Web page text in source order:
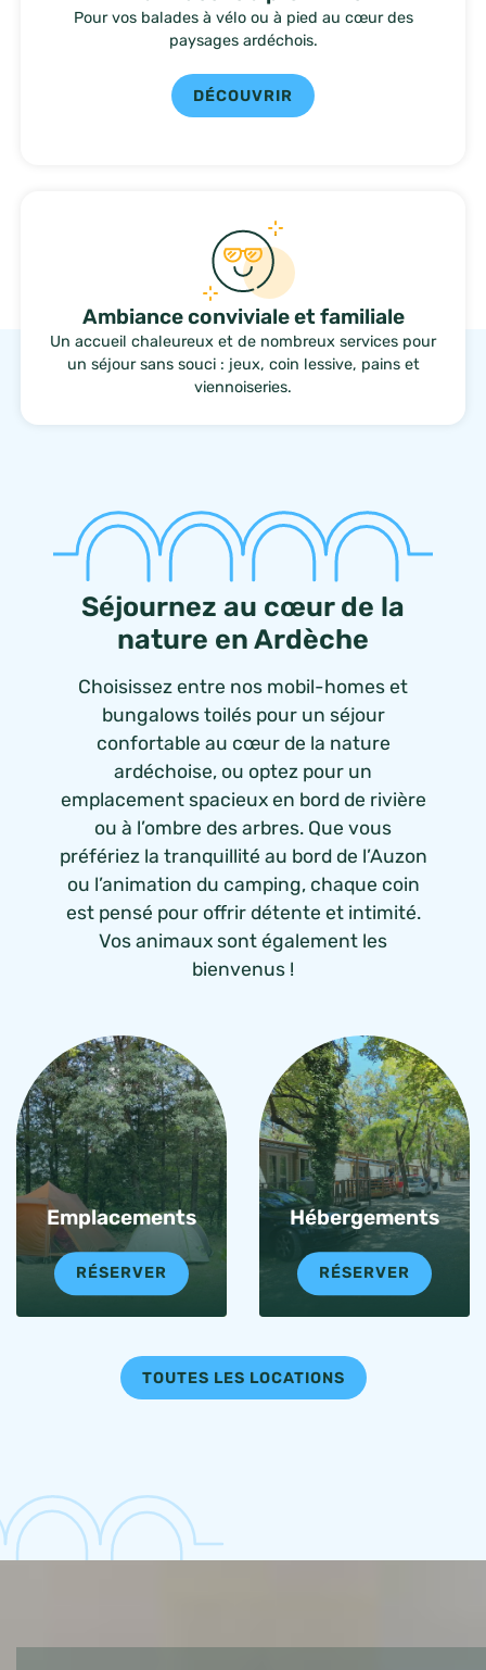
Pour vos balades à vélo ou à pied au cœur des
paysages ardéchois.
DÉCOUVRIR
Ambiance conviviale et familiale
Un accueil chaleureux et de nombreux services pour
un séjour sans souci : jeux, coin lessive, pains et
viennoiseries.
Séjournez au cœur de la
nature en Ardèche
Choisissez entre nos mobil-homes et
bungalows toilés pour un séjour
confortable au cœur de la nature
ardéchoise, ou optez pour un
emplacement spacieux en bord de rivière
ou à l’ombre des arbres. Que vous
préfériez la tranquillité au bord de l’Auzon
ou l’animation du camping, chaque coin
est pensé pour offrir détente et intimité.
Vos animaux sont également les
bienvenus !
Emplacements
RÉSERVER
Hébergements
RÉSERVER
TOUTES LES LOCATIONS